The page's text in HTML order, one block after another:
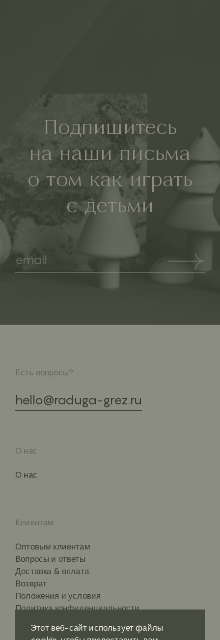
Подпишитесь
на наши письма
о том как играть
с детьми
Есть вопросы?
hello@raduga-grez.ru
О нас
О нас
Клиентам
Оптовым клиентам
Вопросы и ответы
Доставка & оплата
Возврат
Положения и условия
Политика конфиденциальности
Этот веб-сайт использует файлы